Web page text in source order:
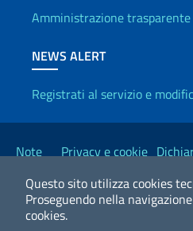
Questo sito utilizza cookies
Proseguendo nella
cookies.
Amministrazione trasparente
NEWS ALERT
Registrati al servizio e
Link Utili
Note
Privacy e cookie